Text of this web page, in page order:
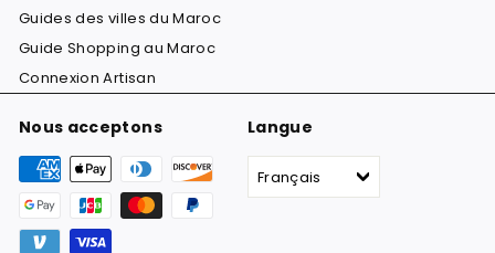
Guides des villes du Maroc
Guide Shopping au Maroc
Connexion Artisan
Nous acceptons Langue
Français